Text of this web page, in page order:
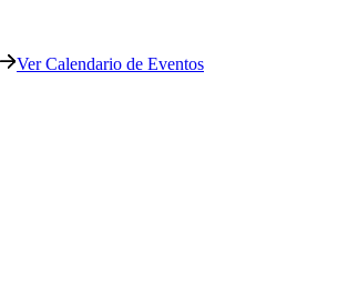
Ver Calendario de Eventos